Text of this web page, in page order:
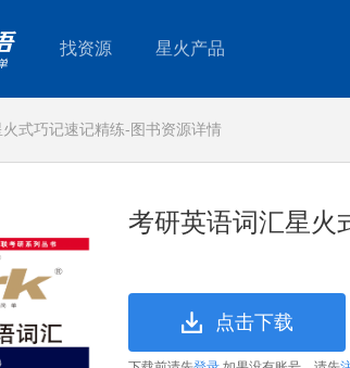
找资源 星火产品
式巧记速记精练-图书资源详情
考研英语词汇星火
点击下载